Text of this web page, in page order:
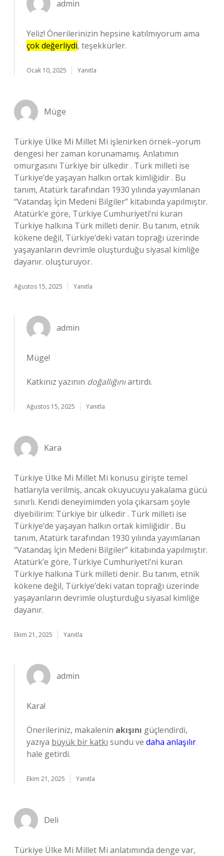
admin
Yeliz! Önerilerinizin hepsine katılmıyorum ama
çok değerliydi, teşekkürler.
Ocak 10, 2025 Yanıtla
Müge
Türkiye Ülke Mi Millet Mi işlenirken örnek–yorum
dengesi her zaman korunamamış. Anlatımın
omurgasını Türkiye bir ülkedir . Türk milleti ise
Türkiye’de yaşayan halkın ortak kimliğidir . Bu
tanım, Atatürk tarafından 1930 yılında yayımlanan
“Vatandaş İçin Medeni Bilgiler” kitabında yapılmıştır.
Atatürk’e göre, Türkiye Cumhuriyeti’ni kuran
Türkiye halkına Türk milleti denir. Bu tanım, etnik
kökene değil, Türkiye’deki vatan toprağı üzerinde
yaşayanların devrimle oluşturduğu siyasal kimliğe
dayanır. oluşturuyor.
Ağustos 15, 2025 Yanıtla
admin
Müge!
Katkınız yazının doğallığınıartırdı.
Ağustos 15, 2025 Yanıtla
Kara
Türkiye Ülke Mi Millet Mi konusu girişte temel
hatlarıyla verilmiş, ancak okuyucuyu yakalama gücü
sınırlı. Kendi deneyimimden yola çıkarsam şöyle
diyebilirim: Türkiye bir ülkedir . Türk milleti ise
Türkiye’de yaşayan halkın ortak kimliğidir . Bu
tanım, Atatürk tarafından 1930 yılında yayımlanan
“Vatandaş İçin Medeni Bilgiler” kitabında yapılmıştır.
Atatürk’e göre, Türkiye Cumhuriyeti’ni kuran
Türkiye halkına Türk milleti denir. Bu tanım, etnik
kökene değil, Türkiye’deki vatan toprağı üzerinde
yaşayanların devrimle oluşturduğu siyasal kimliğe
dayanır.
Ekim 21, 2025 Yanıtla
admin
Kara!
Önerileriniz, makalenin akışını güçlendirdi,
yazıya büyük bir katkı sundu ve daha anlaşılır
hale getirdi.
Ekim 21, 2025 Yanıtla
Deli
Türkiye Ülke Mi Millet Mi anlatımında denge var,